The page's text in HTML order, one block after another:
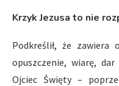
Krzyk Jezusa to nie
Podkreślił, że zawiera
opuszczenie, wiarę,
Ojciec Święty –